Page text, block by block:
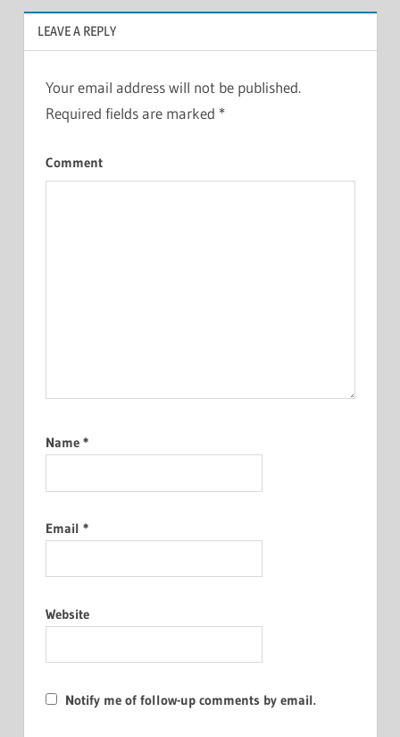
LEAVE A REPLY
Your email address will not be published.
Required fields are marked *
Comment
Name *
Email *
Website
Notify me of follow-up comments by email.